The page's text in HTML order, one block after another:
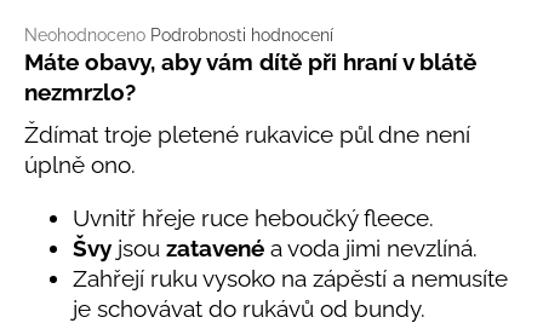
Průměrné
hodnocení
je
0,0
z
5
Neohodnoceno Podrobnosti hodnocení
Máte obavy, aby vám dítě při hraní v blátě
nezmrzlo?
Ždímat troje pletené rukavice půl dne není
úplně ono.
Uvnitř hřeje ruce heboučký fleece.
Švy jsou zatavené a voda jimi nevzlíná.
Zahřejí ruku vysoko na zápěstí a nemusíte
je schovávat do rukávů od bundy.
D
o
p
o
r
u